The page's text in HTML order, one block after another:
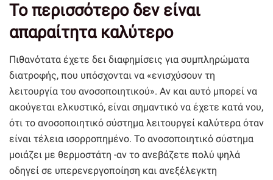
Το περισσότερο δεν είναι
απαραίτητα καλύτερο
Πιθανότατα έχετε δει διαφημίσεις για συμπληρώματα
διατροφής, που υπόσχονται να «ενισχύσουν τη
λειτουργία του ανοσοποιητικού». Αν και αυτό μπορεί να
ακούγεται ελκυστικό, είναι σημαντικό να έχετε κατά νου,
ότι το ανοσοποιητικό σύστημα λειτουργεί καλύτερα όταν
είναι τέλεια ισορροπημένο. Το ανοσοποιητικό σύστημα
μοιάζει με θερμοστάτη -αν το ανεβάζετε πολύ ψηλά
οδηγεί σε υπερενεργοποίηση και ανεξέλεγκτη